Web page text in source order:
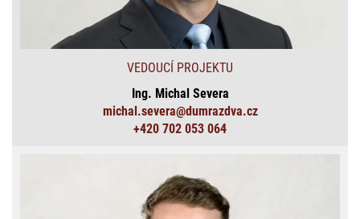
VEDOUCÍ PROJEKTU
Ing. Michal Severa
michal.severa@dumrazdva.cz
+420 702 053 064